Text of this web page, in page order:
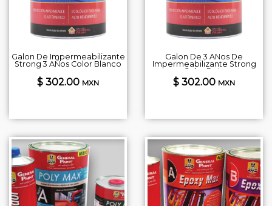
Galon De Impermeabilizante
Strong 3 AÑos Color Blanco
$ 302.00 MXN
Galon De 3 AÑos De
Impermeabilizante Strong
Color Rojo
$ 302.00 MXN